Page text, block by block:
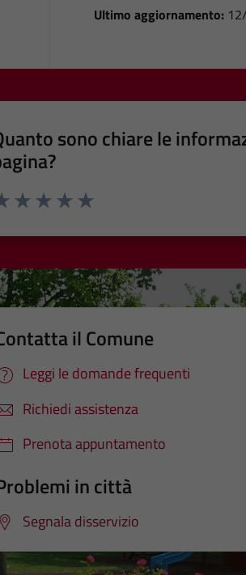
Ultimo aggiornamento:
sono chiare le
il Comune
Leggi le domande frequenti
Richiedi assistenza
Prenota appuntamento
in città
Segnala disservizio